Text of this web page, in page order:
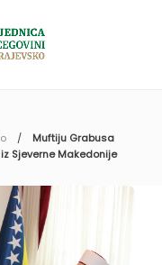
Muftiju Grabusa
Sjeverne Makedonije